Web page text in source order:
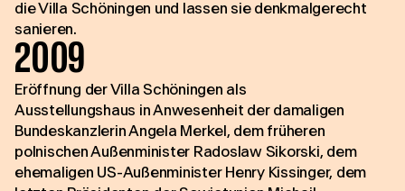
die Villa Schöningen und lassen sie denkmalgerecht
sanieren.
2009
Eröffnung der Villa Schöningen als
Ausstellungshaus in Anwesenheit der damaligen
Bundeskanzlerin Angela Merkel, dem früheren
polnischen Außenminister Radoslaw Sikorski, dem
ehemaligen US-Außenminister Henry Kissinger, dem